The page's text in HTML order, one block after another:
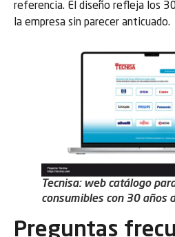
referencia. El diseño refleja los
la empresa sin parecer anticuado.
Tecnisa: web catálogo
consumibles con 30 años
Preguntas